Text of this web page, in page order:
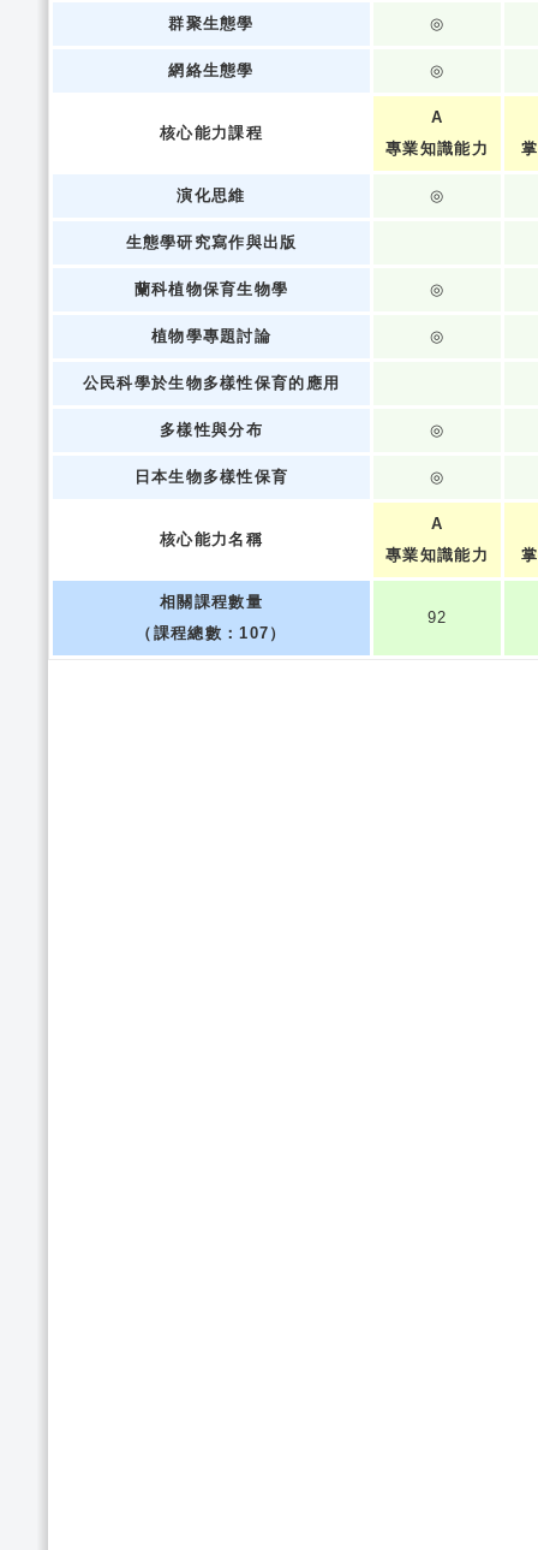
群聚生態學 ◎
網絡生態學 ◎
核心能力課程
A
專業知識能力
演化思維 ◎
生態學研究寫作與出版
蘭科植物保育生物學 ◎
植物學專題討論 ◎
公民科學於生物多樣性保育的應用
多樣性與分布 ◎
日本生物多樣性保育 ◎
核心能力名稱
A
專業知識能力
相關課程數量
（課程總數：107）
92